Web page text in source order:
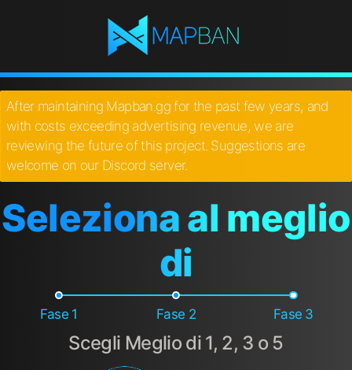
After maintaining Mapban.gg for the past few years, and
with costs exceeding advertising revenue, we are
reviewing the future of this project. Suggestions are
welcome on our Discord server.
Seleziona al meglio
di
Fase 1 Fase 2 Fase 3
Scegli Meglio di 1, 2, 3 o 5